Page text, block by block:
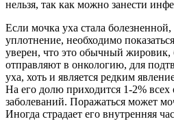
нельзя, так как можно занести
Если мочка уха стала
уплотнение, необходимо
уверен, что это обычный жировик,
отправляют в онкологию, для
уха, хоть и является редким
На его долю приходится 1-2% всех
заболеваний. Поражаться может
Иногда страдает его внутренняя